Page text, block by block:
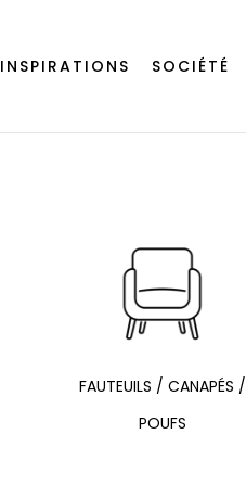
INSPIRATIONS SOCIÉTÉ
FAUTEUILS / CANAPÉS /
POUFS